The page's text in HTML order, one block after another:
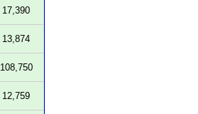
17,390
13,874
108,750
12,759